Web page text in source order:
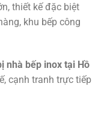
thiết kế đặc biệt
khu bếp công
nhà bếp inox tại Hồ
cạnh tranh trực tiếp